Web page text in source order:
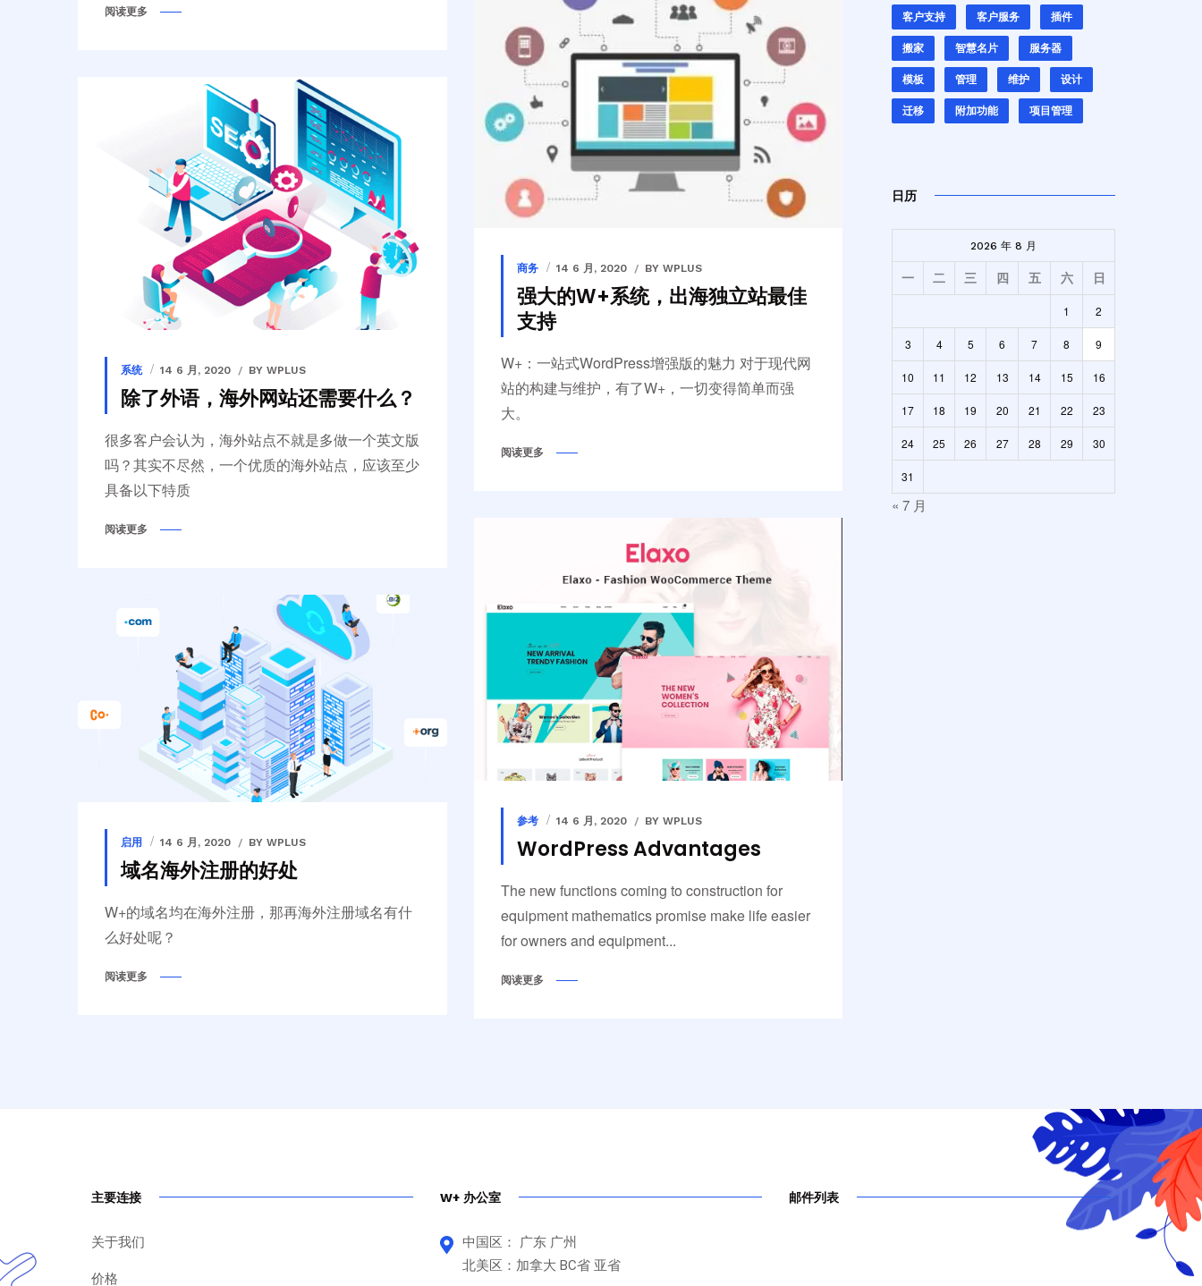
阅读更多
系统 14 6 月, 2020 BY WPLUS
除了外语，海外网站还需要什么？
很多客户会认为，海外站点不就是多做一个英文版
吗？其实不尽然，一个优质的海外站点，应该至少
具备以下特质
阅读更多
启用 14 6 月, 2020 BY WPLUS
域名海外注册的好处
W+的域名均在海外注册，那再海外注册域名有什
么好处呢？
阅读更多
商务 14 6 月, 2020 BY WPLUS
强大的W+系统，出海独立站最佳
支持
W+：一站式WordPress增强版的魅力 对于现代网
站的构建与维护，有了W+，一切变得简单而强
大。
阅读更多
参考 14 6 月, 2020 BY WPLUS
WordPress Advantages
The new functions coming to construction for
equipment mathematics promise make life easier
for owners and equipment...
阅读更多
客户支持 客户服务 插件
搬家 智慧名片 服务器
模板 管理 维护 设计
迁移 附加功能 项目管理
日历
2026 年 8 月
一 二 三 四 五 六 日
1 2
3 4 5 6 7 8 9
10 11 12 13 14 15 16
17 18 19 20 21 22 23
24 25 26 27 28 29 30
31
« 7 月
主要连接
关于我们
价格
W+ 办公室
中国区： 广东 广州
北美区：加拿大 BC省 亚省
邮件列表